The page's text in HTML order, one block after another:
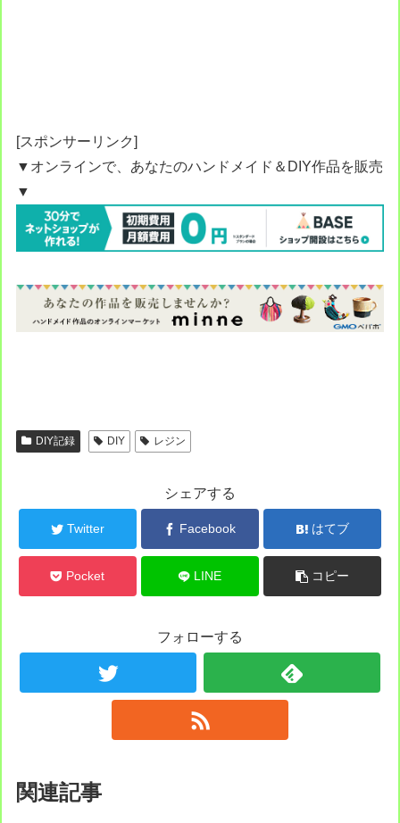
[スポンサーリンク]
▼オンラインで、あなたのハンドメイド＆DIY作品を販売
▼
DIY記録 DIY レジン
シェアする
Twitter Facebook はてブ
Pocket LINE コピー
フォローする
関連記事